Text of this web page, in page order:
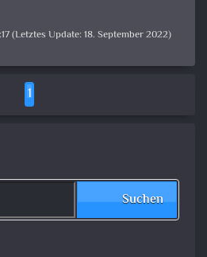
(Letztes Update: 18. September 2022)
1
Suchen